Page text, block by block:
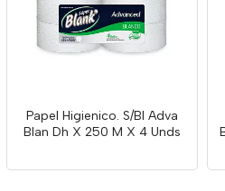
Papel Higienico. S/Bl Adva
Blan Dh X 250 M X 4 Unds